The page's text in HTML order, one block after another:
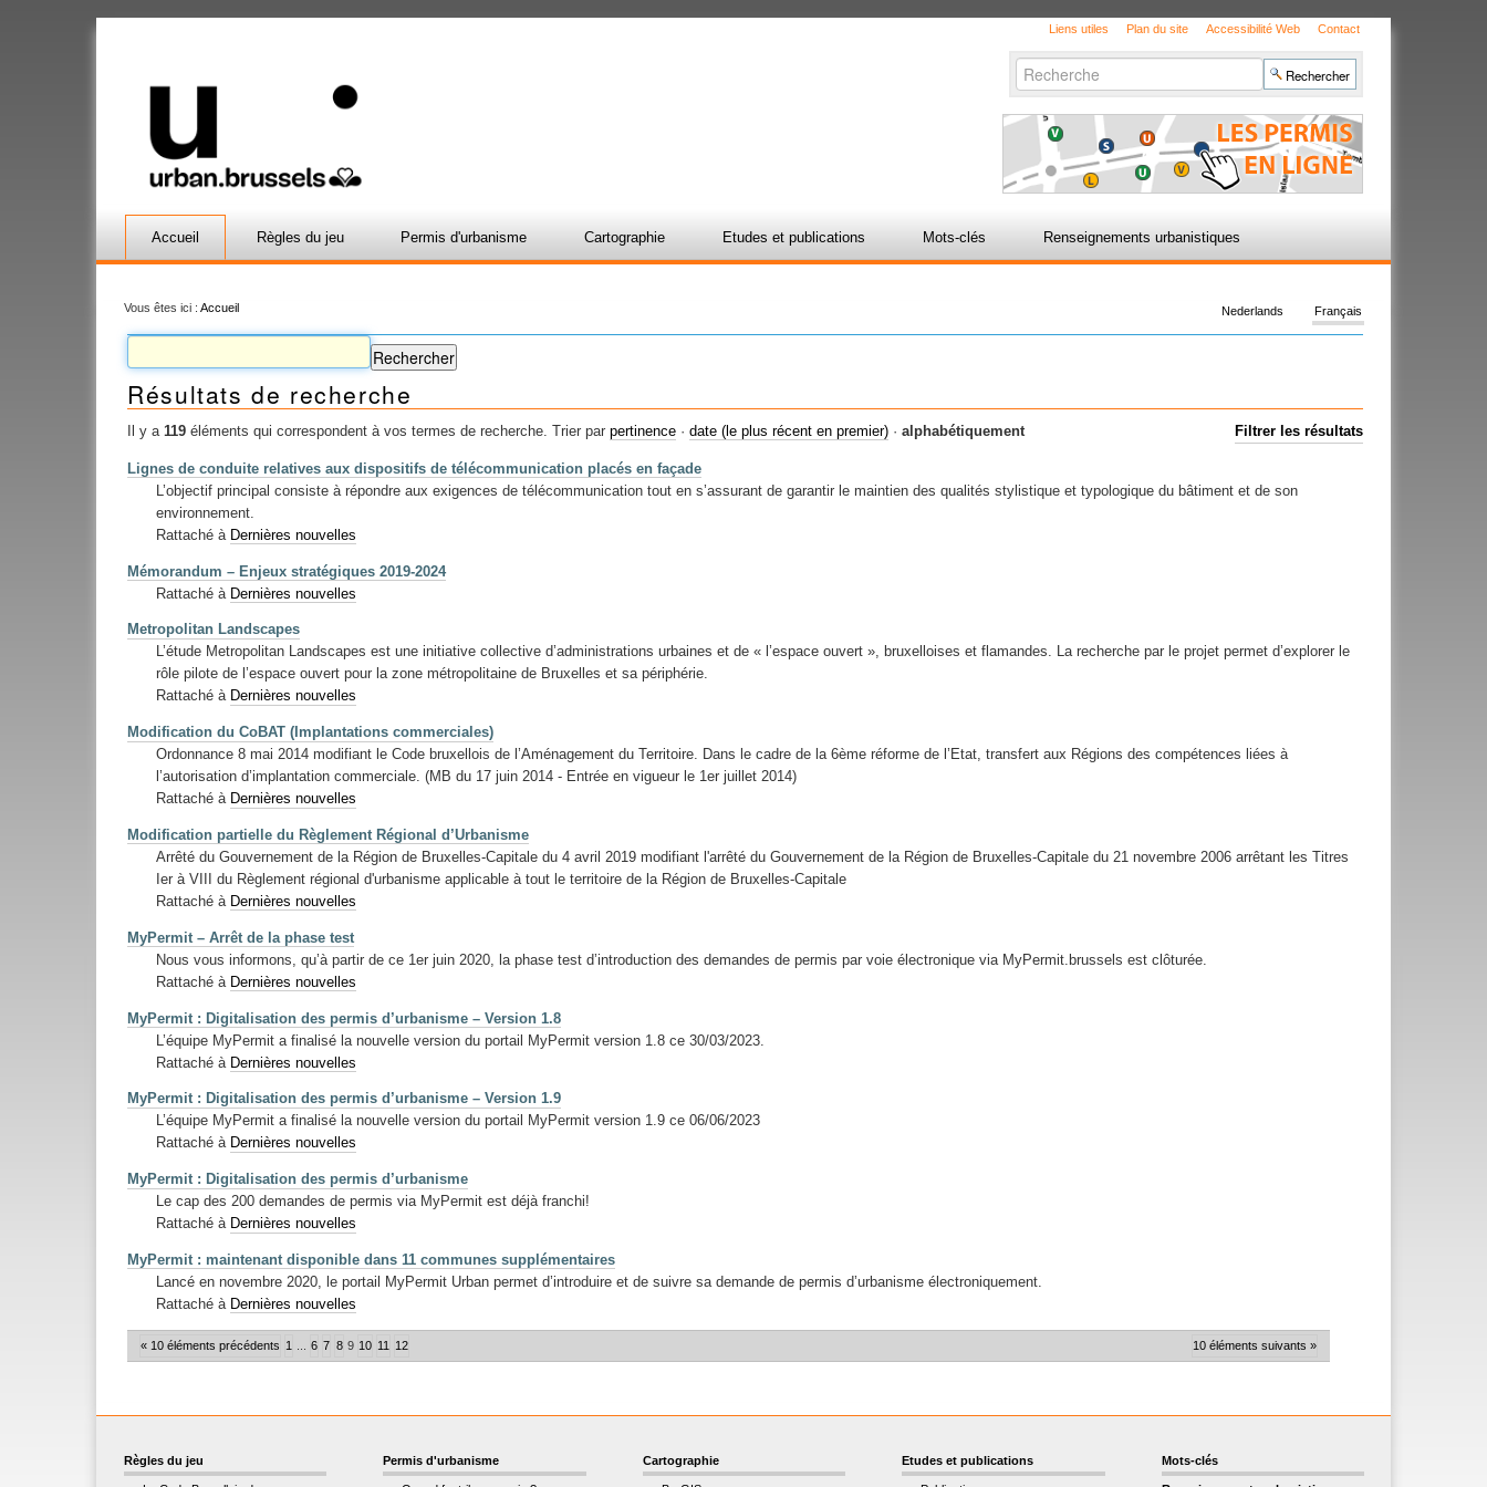
Liens utiles Plan du site Accessibilité Web Contact
Chercher par
avancée…
Accueil Règles du jeu Permis d'urbanisme Cartographie Etudes et publications Mots-clés Renseignements urbanistiques
Vous êtes ici : Accueil Français
Nederlands
Résultats de recherche
Il y a 119 éléments qui correspondent à vos termes de recherche. Filtrer les résultats
Trier par pertinence · date (le plus récent en premier) · alphabétiquement
Lignes de conduite relatives aux dispositifs de télécommunication placés en façade
L’objectif principal consiste à répondre aux exigences de télécommunication tout en s’assurant de garantir le maintien des qualités stylistique et typologique du bâtiment et de son
environnement.
Rattaché à Dernières nouvelles
Mémorandum – Enjeux stratégiques 2019-2024
Rattaché à Dernières nouvelles
Metropolitan Landscapes
L’étude Metropolitan Landscapes est une initiative collective d’administrations urbaines et de « l’espace ouvert », bruxelloises et flamandes. La recherche par le projet permet d’explorer le
rôle pilote de l’espace ouvert pour la zone métropolitaine de Bruxelles et sa périphérie.
Rattaché à Dernières nouvelles
Modification du CoBAT (Implantations commerciales)
Ordonnance 8 mai 2014 modifiant le Code bruxellois de l’Aménagement du Territoire. Dans le cadre de la 6ème réforme de l’Etat, transfert aux Régions des compétences liées à
l’autorisation d’implantation commerciale. (MB du 17 juin 2014 - Entrée en vigueur le 1er juillet 2014)
Rattaché à Dernières nouvelles
Modification partielle du Règlement Régional d’Urbanisme
Arrêté du Gouvernement de la Région de Bruxelles-Capitale du 4 avril 2019 modifiant l'arrêté du Gouvernement de la Région de Bruxelles-Capitale du 21 novembre 2006 arrêtant les Titres
Ier à VIII du Règlement régional d'urbanisme applicable à tout le territoire de la Région de Bruxelles-Capitale
Rattaché à Dernières nouvelles
MyPermit – Arrêt de la phase test
Nous vous informons, qu’à partir de ce 1er juin 2020, la phase test d’introduction des demandes de permis par voie électronique via MyPermit.brussels est clôturée.
Rattaché à Dernières nouvelles
MyPermit : Digitalisation des permis d’urbanisme – Version 1.8
L’équipe MyPermit a finalisé la nouvelle version du portail MyPermit version 1.8 ce 30/03/2023.
Rattaché à Dernières nouvelles
MyPermit : Digitalisation des permis d’urbanisme – Version 1.9
L’équipe MyPermit a finalisé la nouvelle version du portail MyPermit version 1.9 ce 06/06/2023
Rattaché à Dernières nouvelles
MyPermit : Digitalisation des permis d’urbanisme
Le cap des 200 demandes de permis via MyPermit est déjà franchi!
Rattaché à Dernières nouvelles
MyPermit : maintenant disponible dans 11 communes supplémentaires
Lancé en novembre 2020, le portail MyPermit Urban permet d’introduire et de suivre sa demande de permis d’urbanisme électroniquement.
Rattaché à Dernières nouvelles
« 10 éléments précédents 10 éléments suivants »
1 6 7 8 9 10 11 12
Règles du jeu Permis d'urbanisme Cartographie Etudes et publications Mots-clés